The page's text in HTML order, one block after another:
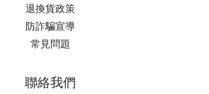
退換貨政策
防詐騙宣導
常見問題
聯絡我們